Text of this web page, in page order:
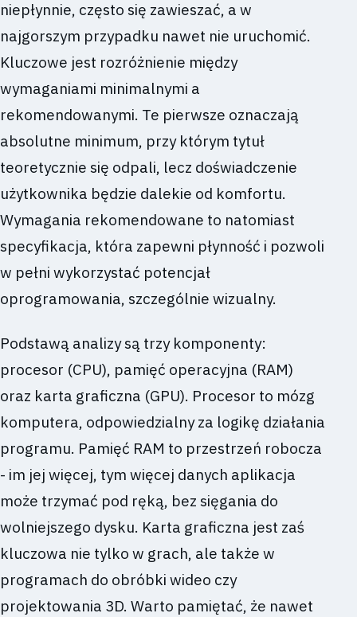
niepłynnie, często się zawieszać, a w
najgorszym przypadku nawet nie uruchomić.
Kluczowe jest rozróżnienie między
wymaganiami minimalnymi a
rekomendowanymi. Te pierwsze oznaczają
absolutne minimum, przy którym tytuł
teoretycznie się odpali, lecz doświadczenie
użytkownika będzie dalekie od komfortu.
Wymagania rekomendowane to natomiast
specyfikacja, która zapewni płynność i pozwoli
w pełni wykorzystać potencjał
oprogramowania, szczególnie wizualny.
Podstawą analizy są trzy komponenty:
procesor (CPU), pamięć operacyjna (RAM)
oraz karta graficzna (GPU). Procesor to mózg
komputera, odpowiedzialny za logikę działania
programu. Pamięć RAM to przestrzeń robocza
- im jej więcej, tym więcej danych aplikacja
może trzymać pod ręką, bez sięgania do
wolniejszego dysku. Karta graficzna jest zaś
kluczowa nie tylko w grach, ale także w
programach do obróbki wideo czy
projektowania 3D. Warto pamiętać, że nawet